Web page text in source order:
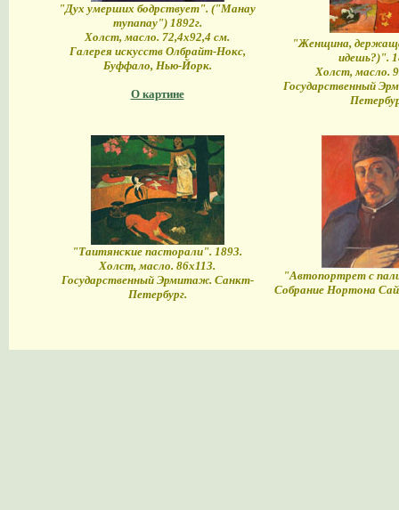
"Дух умерших бодрствует". ("Манау
тупапау") 1892г.
Холст, масло. 72,4х92,4 см.
Галерея искусств Олбрайт-Нокс,
Буффало, Нью-Йорк.
О картине
"Женщина,
идешь?)".
Холст, масло.
Государственный
"Таитянские пасторали". 1893.
Холст, масло. 86х113.
Государственный Эрмитаж. Санкт-
Петербург.
"Автопортрет с
Собрание Нортона